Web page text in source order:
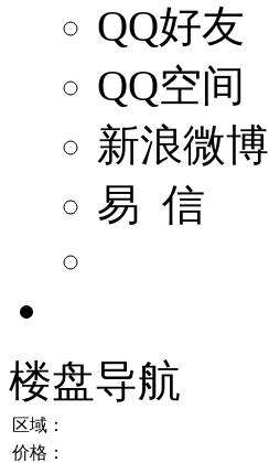
QQ好友
QQ空间
新浪微博
易 信
楼盘导航
区域：
价格：